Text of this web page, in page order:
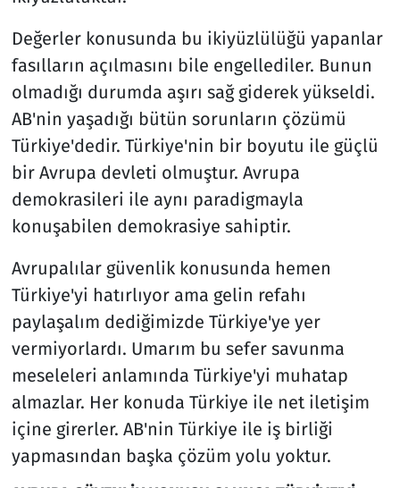
Değerler konusunda bu ikiyüzlülüğü yapanlar
fasılların açılmasını bile engellediler. Bunun
olmadığı durumda aşırı sağ giderek yükseldi.
AB'nin yaşadığı bütün sorunların çözümü
Türkiye'dedir. Türkiye'nin bir boyutu ile güçlü
bir Avrupa devleti olmuştur. Avrupa
demokrasileri ile aynı paradigmayla
konuşabilen demokrasiye sahiptir.
Avrupalılar güvenlik konusunda hemen
Türkiye'yi hatırlıyor ama gelin refahı
paylaşalım dediğimizde Türkiye'ye yer
vermiyorlardı. Umarım bu sefer savunma
meseleleri anlamında Türkiye'yi muhatap
almazlar. Her konuda Türkiye ile net iletişim
içine girerler. AB'nin Türkiye ile iş birliği
yapmasından başka çözüm yolu yoktur.